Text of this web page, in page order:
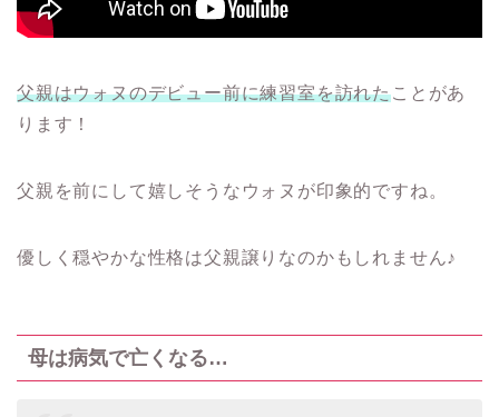
父親はウォヌのデビュー前に練習室を訪れたことがあ
ります！
父親を前にして嬉しそうなウォヌが印象的ですね。
優しく穏やかな性格は父親譲りなのかもしれません♪
母は病気で亡くなる…